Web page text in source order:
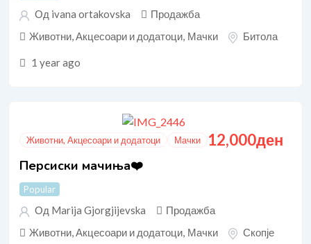
Од ivana ortakovska
Продажба
Животни, Акцесоари и додатоци, Мачки Битола
1 year ago
Животни, Акцесоари и додатоци Мачки 12,000ден
Персиски мачиња❤️
Popular
Од Marija Gjorgjijevska
Продажба
Животни, Акцесоари и додатоци, Мачки Скопје